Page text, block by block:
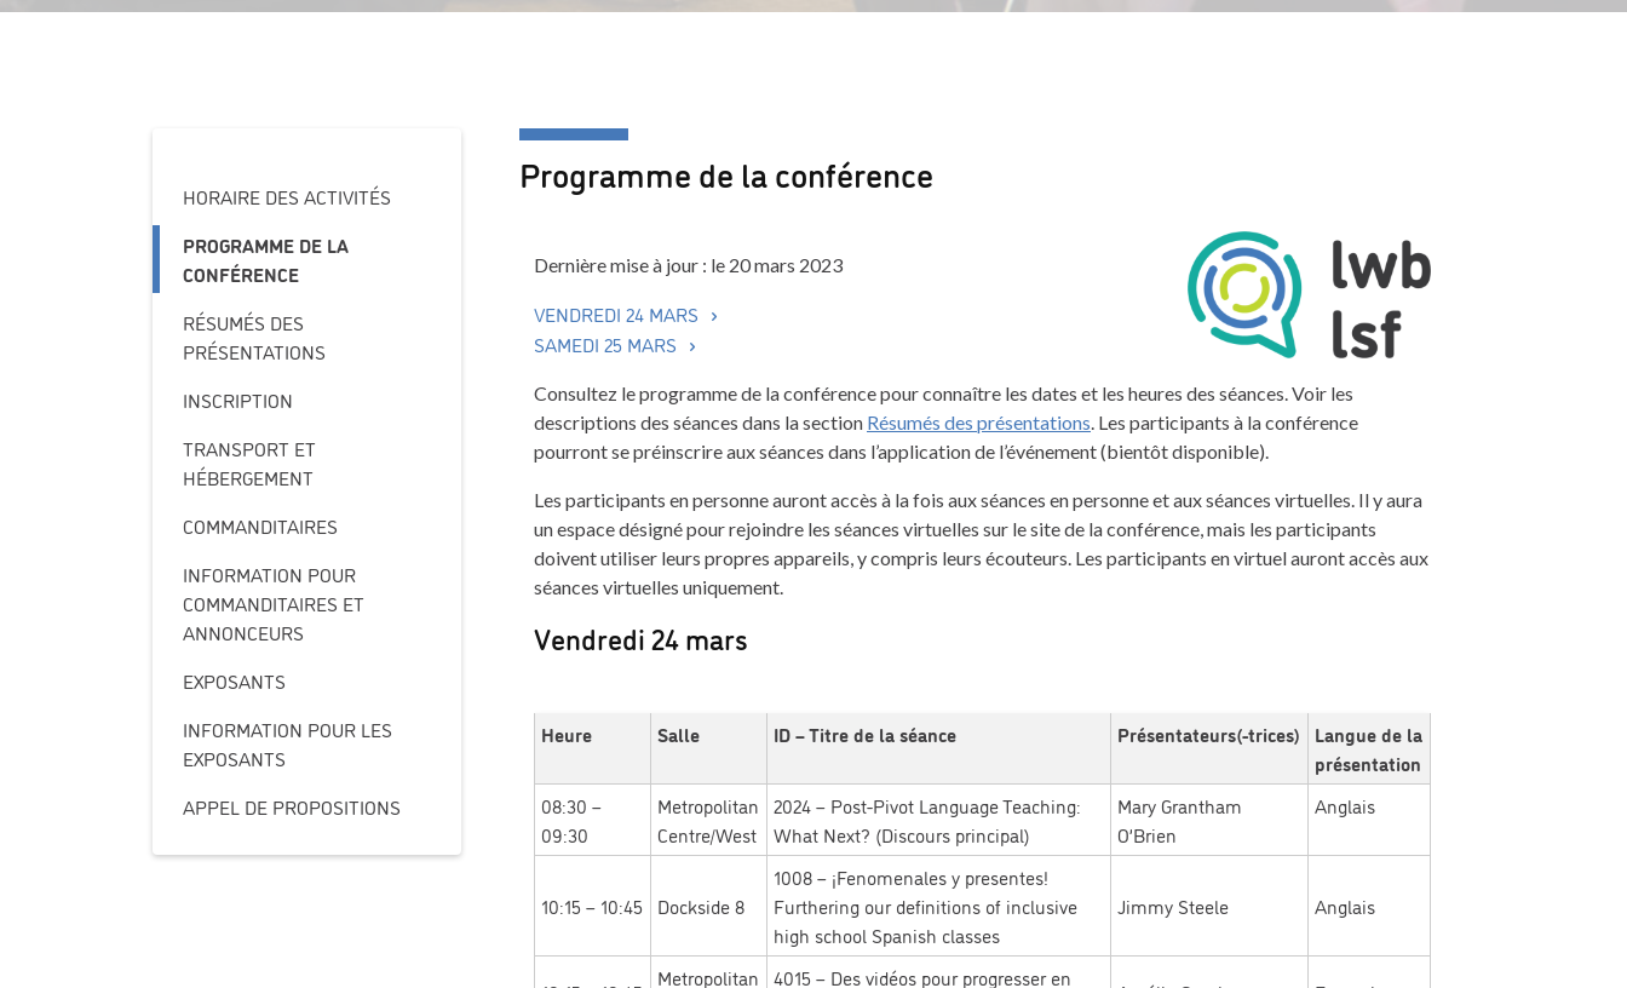
HORAIRE DES ACTIVITÉS
PROGRAMME DE LA
CONFÉRENCE
RÉSUMÉS DES
PRÉSENTATIONS
INSCRIPTION
TRANSPORT ET
HÉBERGEMENT
COMMANDITAIRES
INFORMATION POUR
COMMANDITAIRES ET
ANNONCEURS
EXPOSANTS
INFORMATION POUR LES
EXPOSANTS
APPEL DE PROPOSITIONS
Programme de la conférence
Dernière mise à jour : le 20 mars 2023
VENDREDI 24 MARS
SAMEDI 25 MARS
Consultez le programme de la conférence pour connaître les dates et les heures des séances. Voir les
descriptions des séances dans la section Résumés des présentations. Les participants à la conférence
pourront se préinscrire aux séances dans l’application de l’événement (bientôt disponible).
Les participants en personne auront accès à la fois aux séances en personne et aux séances virtuelles. Il y aura
un espace désigné pour rejoindre les séances virtuelles sur le site de la conférence, mais les participants
doivent utiliser leurs propres appareils, y compris leurs écouteurs. Les participants en virtuel auront accès aux
séances virtuelles uniquement.
Vendredi 24 mars
Heure Salle ID – Titre de la séance Présentateurs(-trices)
Langue de la
présentation
08:30 –
09:30
Metropolitan
Centre/West
2024 – Post-Pivot Language Teaching:
What Next? (Discours principal)
Mary Grantham
O’Brien
Anglais
10:15 – 10:45 Dockside 8
1008 – ¡Fenomenales y presentes!
Furthering our definitions of inclusive
high school Spanish classes
Jimmy Steele Anglais
Metropolitan 4015 – Des vidéos pour progresser en